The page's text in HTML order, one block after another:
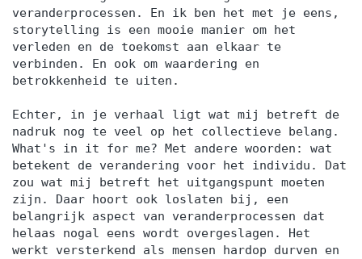
veranderprocessen. En ik ben het met je eens,
storytelling is een mooie manier om het
verleden en de toekomst aan elkaar te
verbinden. En ook om waardering en
betrokkenheid te uiten.
Echter, in je verhaal ligt wat mij betreft de
nadruk nog te veel op het collectieve belang.
What's in it for me? Met andere woorden: wat
betekent de verandering voor het individu. Dat
zou wat mij betreft het uitgangspunt moeten
zijn. Daar hoort ook loslaten bij, een
belangrijk aspect van veranderprocessen dat
helaas nogal eens wordt overgeslagen. Het
werkt versterkend als mensen hardop durven en